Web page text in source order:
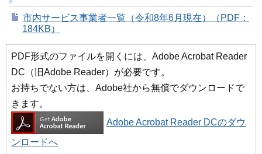
市内サービス事業者一覧（令和8年6月現在）（PDF：
184KB）
PDF形式のファイルを開くには、Adobe Acrobat Reader
DC（旧Adobe Reader）が必要です。
お持ちでない方は、Adobe社から無償でダウンロードで
きます。
Adobe Acrobat Reader DCのダウ
ンロードへ